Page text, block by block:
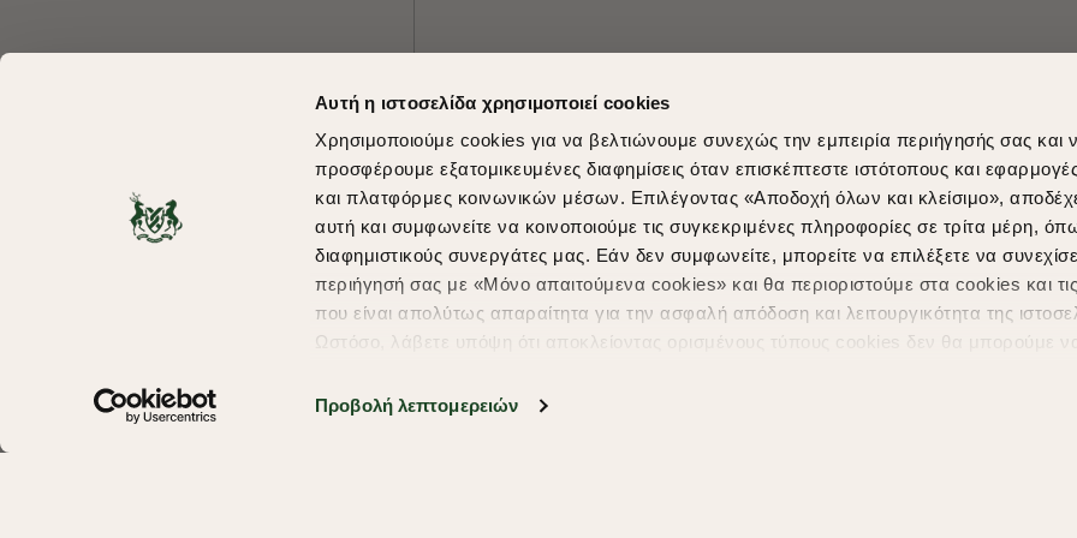
Αυτή η ιστοσελίδα χρησιμοποιεί cookies
Χρησιμοποιούμε cookies για να βελτιώνουμε συνεχώς την εμπειρία περιήγησής σας και
προσφέρουμε εξατομικευμένες διαφημίσεις όταν επισκέπτεστε ιστότοπους και
και πλατφόρμες κοινωνικών μέσων. Επιλέγοντας «Αποδοχή όλων και κλείσιμο»,
αυτή και συμφωνείτε να κοινοποιούμε τις συγκεκριμένες πληροφορίες σε τρίτα μέρη,
διαφημιστικούς συνεργάτες μας. Εάν δεν συμφωνείτε, μπορείτε να επιλέξετε να
περιήγησή σας με «Μόνο απαιτούμενα cookies» και θα περιοριστούμε στα cookies και τις
που είναι απολύτως απαραίτητα για την ασφαλή απόδοση και λειτουργικότητα της
Ωστόσο, λάβετε υπόψη ότι αποκλείοντας ορισμένους τύπους cookies δεν θα μπορούμε
υπηρεσίες και διαφημίσεις. Για να προσαρμόσετε τις επιλογές σας ή να ανακαλέσετε τη
Προβολή λεπτομερειών
Shopping in secure with Shipping